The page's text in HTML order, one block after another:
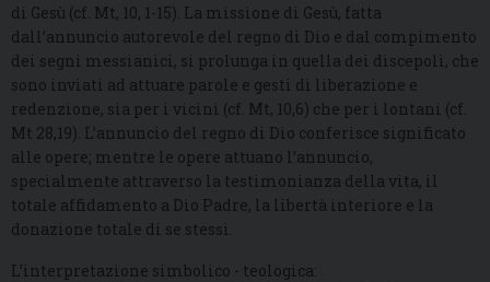
di Gesù (cf. Mt, 10, 1-15). La missione di Gesù, fatta
dall’annuncio autorevole del regno di Dio e dal compimento
dei segni messianici, si prolunga in quella dei discepoli, che
sono inviati ad attuare parole e gesti di liberazione e
redenzione, sia per i vicini (cf. Mt, 10,6) che per i lontani (cf.
Mt 28,19). L’annuncio del regno di Dio conferisce significato
alle opere; mentre le opere attuano l’annuncio,
specialmente attraverso la testimonianza della vita, il
totale affidamento a Dio Padre, la libertà interiore e la
donazione totale di se stessi.
L’interpretazione simbolico - teologica: